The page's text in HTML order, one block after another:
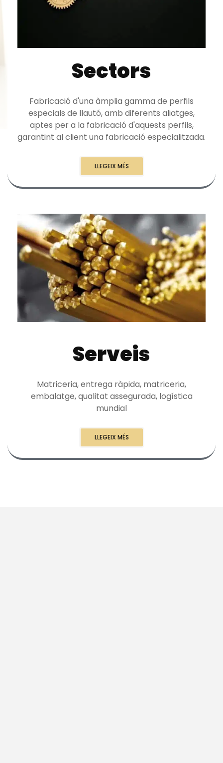
Sectors
Fabricació d'una àmplia gamma de perfils
especials de llautó, amb diferents aliatges,
aptes per a la fabricació d'aquests perfils,
garantint al client una fabricació especialitzada.
LLEGEIX MÉS
Serveis
Matriceria, entrega ràpida, matriceria,
embalatge, qualitat assegurada, logística
mundial
LLEGEIX MÉS